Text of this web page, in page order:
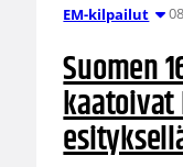
EM-kilpailut
Suomen
kaatoivat